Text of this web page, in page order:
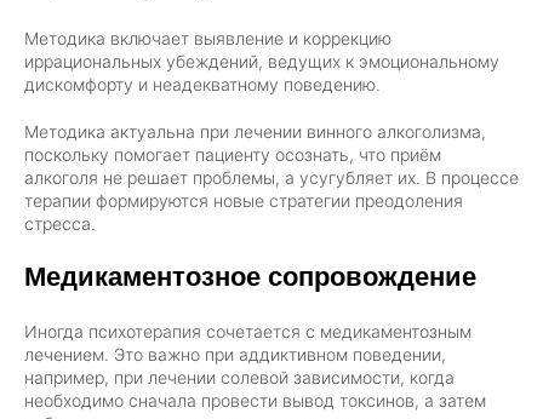
Методика включает выявление и коррекцию
иррациональных убеждений, ведущих к эмоциональному
дискомфорту и неадекватному поведению.
Методика актуальна при лечении винного алкоголизма,
поскольку помогает пациенту осознать, что приём
алкоголя не решает проблемы, а усугубляет их. В процессе
терапии формируются новые стратегии преодоления
стресса.
Медикаментозное сопровождение
Иногда психотерапия сочетается с медикаментозным
лечением. Это важно при аддиктивном поведении,
например, при лечении солевой зависимости, когда
необходимо сначала провести вывод токсинов, а затем